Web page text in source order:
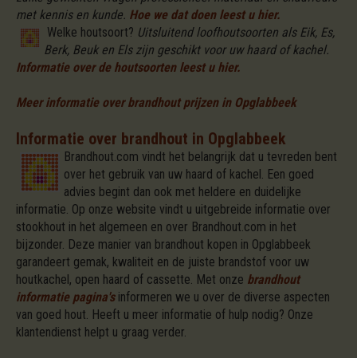
met kennis en kunde. Hoe we dat doen leest u hier.
Welke houtsoort? Uitsluitend loofhoutsoorten als Eik, Es,
Berk, Beuk en Els zijn geschikt voor uw haard of kachel.
Informatie over de houtsoorten leest u hier.
Meer informatie over brandhout prijzen in Opglabbeek
Informatie over brandhout in Opglabbeek
Brandhout.com vindt het belangrijk dat u tevreden bent
over het gebruik van uw haard of kachel. Een goed
advies begint dan ook met heldere en duidelijke
informatie. Op onze website vindt u uitgebreide informatie over
stookhout in het algemeen en over Brandhout.com in het
bijzonder. Deze manier van brandhout kopen in Opglabbeek
garandeert gemak, kwaliteit en de juiste brandstof voor uw
houtkachel, open haard of cassette. Met onze brandhout
informatie pagina'sinformeren we u over de diverse aspecten
van goed hout. Heeft u meer informatie of hulp nodig? Onze
klantendienst helpt u graag verder.